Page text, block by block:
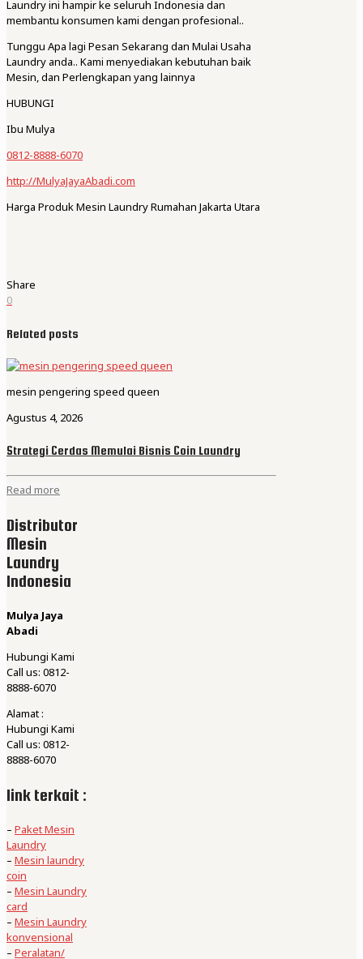
Laundry ini hampir ke seluruh Indonesia dan
membantu konsumen kami dengan profesional..
Tunggu Apa lagi Pesan Sekarang dan Mulai Usaha
Laundry anda.. Kami menyediakan kebutuhan baik
Mesin, dan Perlengkapan yang lainnya
HUBUNGI
Ibu Mulya
0812-8888-6070
http://MulyaJayaAbadi.com
Harga Produk Mesin Laundry Rumahan Jakarta Utara
Share
0
Related posts
mesin pengering speed queen
Agustus 4, 2026
Strategi Cerdas Memulai Bisnis Coin Laundry
Read more
Distributor
Mesin
Laundry
Indonesia
Mulya Jaya
Abadi
Hubungi Kami
Call us: 0812-
8888-6070
Alamat :
Hubungi Kami
Call us: 0812-
8888-6070
link terkait :
– Paket Mesin
Laundry
– Mesin laundry
coin
– Mesin Laundry
card
– Mesin Laundry
konvensional
– Peralatan/